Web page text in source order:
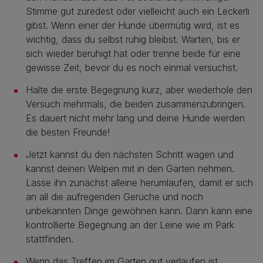
Stimme gut zuredest oder vielleicht auch ein Leckerli
gibst. Wenn einer der Hunde übermütig wird, ist es
wichtig, dass du selbst ruhig bleibst. Warten, bis er
sich wieder beruhigt hat oder trenne beide für eine
gewisse Zeit, bevor du es noch einmal versuchst.
Halte die erste Begegnung kurz, aber wiederhole den
Versuch mehrmals, die beiden zusammenzubringen.
Es dauert nicht mehr lang und deine Hunde werden
die besten Freunde!
Jetzt kannst du den nächsten Schritt wagen und
kannst deinen Welpen mit in den Garten nehmen.
Lasse ihn zunächst alleine herumlaufen, damit er sich
an all die aufregenden Gerüche und noch
unbekannten Dinge gewöhnen kann. Dann kann eine
kontrollierte Begegnung an der Leine wie im Park
stattfinden.